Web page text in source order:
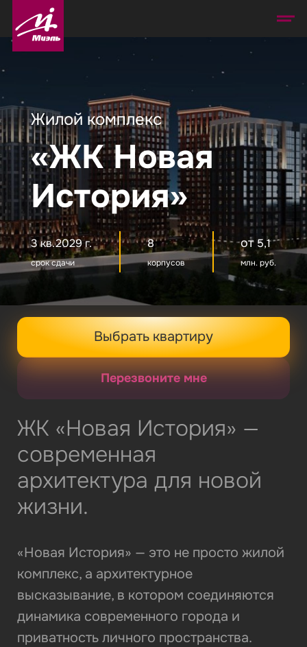
Жилой комплекс
«ЖК Новая
История»
3 кв.2029 г.
срок сдачи
8
корпусов
от 5,1
млн. руб.
Выбрать квартиру
Перезвоните мне
ЖК «Новая История» —
современная
архитектура для новой
жизни.
«Новая История» — это не просто жилой
комплекс, а архитектурное
высказывание, в котором соединяются
динамика современного города и
приватность личного пространства.